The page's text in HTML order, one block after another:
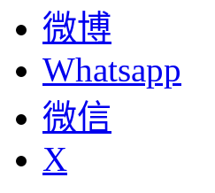
微博
Whatsapp
微信
X